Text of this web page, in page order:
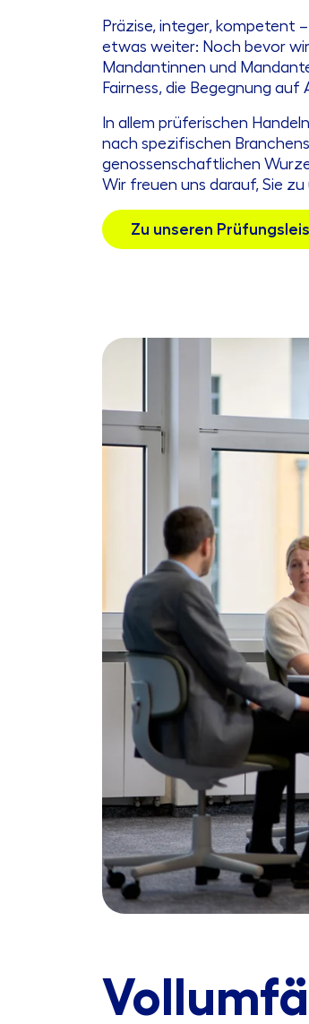
Präzise, integer, kompetent
etwas weiter: Noch bevor
Mandantinnen und
Fairness, die Begegnung
In allem prüferischen
nach spezifischen
genossenschaftlichen
Wir freuen uns darauf, Sie
Zu unseren